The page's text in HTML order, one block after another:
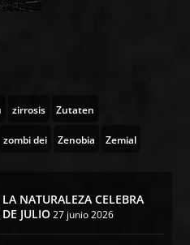
zirrosis Zutaten
zombi dei Zenobia Zemial
NATURALEZA CELEBRA
JULIO 27 junio 2026